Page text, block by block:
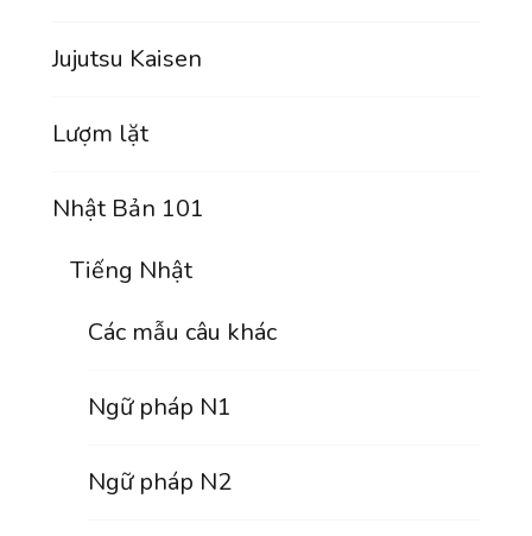
Jujutsu Kaisen
Lượm lặt
Nhật Bản 101
Tiếng Nhật
Các mẫu câu khác
Ngữ pháp N1
Ngữ pháp N2